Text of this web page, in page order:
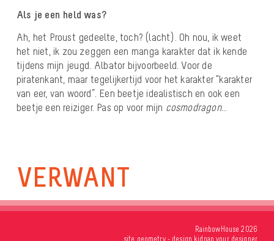
Als je een held was?
Ah, het Proust gedeelte, toch? (lacht). Oh nou, ik weet
het niet, ik zou zeggen een manga karakter dat ik kende
tijdens mijn jeugd. Albator bijvoorbeeld. Voor de
piratenkant, maar tegelijkertijd voor het karakter “karakter
van eer, van woord”. Een beetje idealistisch en ook een
beetje een reiziger. Pas op voor mijn cosmodragon…
VERWANT
RainbowHouse 2026
site geometry- design kidnap your designer